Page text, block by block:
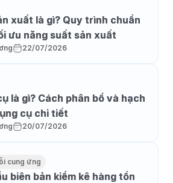
xuất là gì? Quy trình chuẩn
ưu năng suất sản xuất
22/07/2026
là gì? Cách phân bổ và hạch
cụ chi tiết
20/07/2026
cung ứng
biên bản kiểm kê hàng tồn